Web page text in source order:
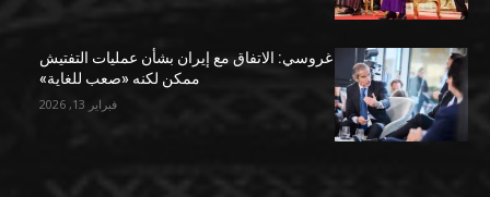
غروسي: الاتفاق مع إيران بشأن عمليات التفتيش
ممكن لكنه «صعب للغاية»
فبراير 13, 2026